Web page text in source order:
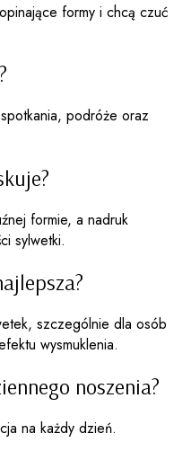
formy i chcą czuć
podróże oraz
formie, a nadruk
sylwetki.
szczególnie dla osób
wysmuklenia.
noszenia?
na każdy dzień.